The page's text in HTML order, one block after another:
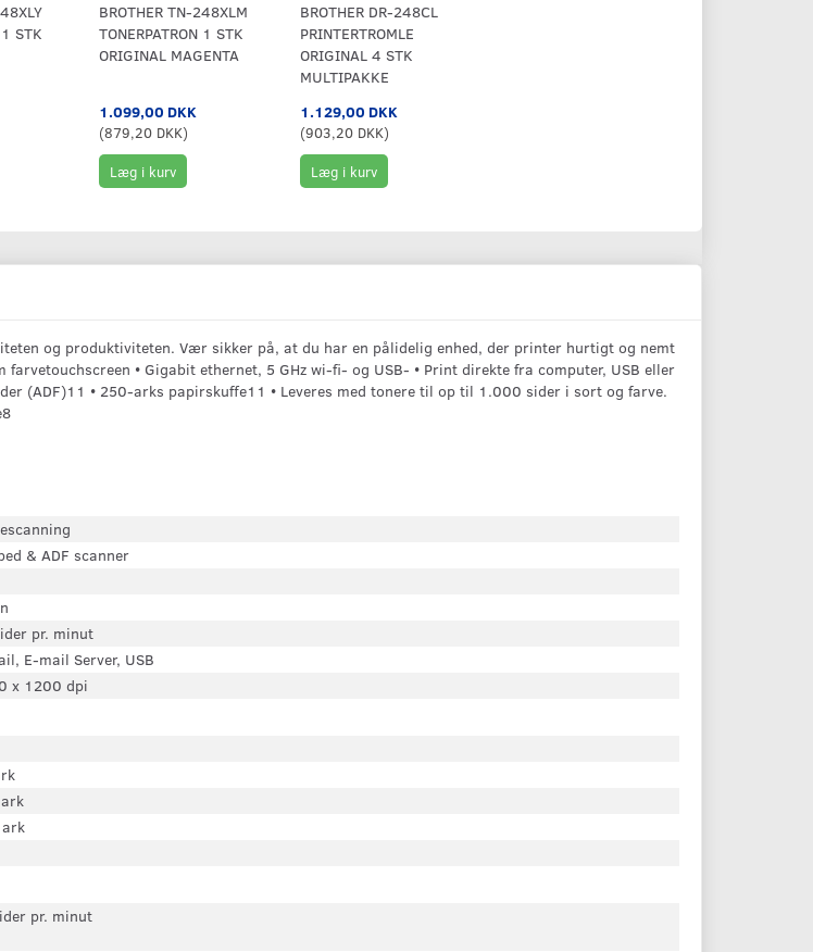
1 STK
BROTHER TN-248XLM
TONERPATRON 1 STK
ORIGINAL MAGENTA
1.099,00 DKK
(879,20 DKK)
Læg i kurv
BROTHER DR-248CL
PRINTERTROMLE
ORIGINAL 4 STK
MULTIPAKKE
1.129,00 DKK
(903,20 DKK)
Læg i kurv
og produktiviteten. Vær sikker på, at du har en pålidelig enhed, der printer hurtigt og nemt
• Gigabit ethernet, 5 GHz wi-fi- og USB- • Print direkte fra computer, USB eller
(ADF)11 • 250-arks papirskuffe11 • Leveres med tonere til op til 1.000 sider i sort og farve.
& ADF scanner
pr. minut
E-mail Server, USB
x 1200 dpi
pr. minut